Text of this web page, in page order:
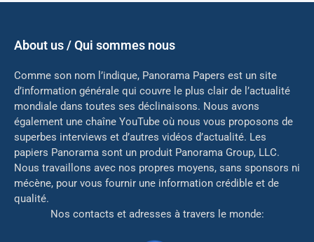
About us / Qui sommes nous
Comme son nom l’indique, Panorama Papers est un site
d’information générale qui couvre le plus clair de l’actualité
mondiale dans toutes ses déclinaisons. Nous avons
également une chaîne YouTube où nous vous proposons de
superbes interviews et d’autres vidéos d’actualité. Les
papiers Panorama sont un produit Panorama Group, LLC.
Nous travaillons avec nos propres moyens, sans sponsors ni
mécène, pour vous fournir une information crédible et de
qualité.
Nos contacts et adresses à travers le monde: